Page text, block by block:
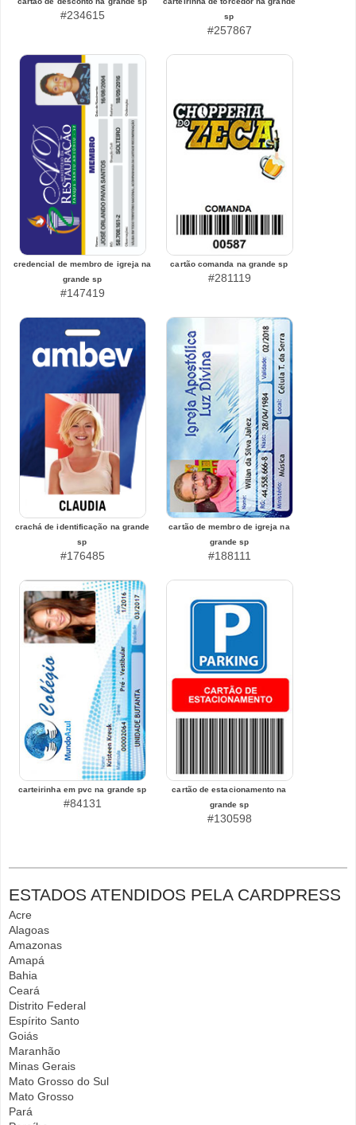
#234615
sp
#257867
credencial de membro de igreja na
grande sp
#147419
cartão comanda na grande sp
#281119
crachá de identificação na grande
sp
#176485
cartão de membro de igreja na
grande sp
#188111
carteirinha em pvc na grande sp
#84131
cartão de estacionamento na
grande sp
#130598
ESTADOS ATENDIDOS PELA CARDPRESS
Acre
Alagoas
Amazonas
Amapá
Bahia
Ceará
Distrito Federal
Espírito Santo
Goiás
Maranhão
Minas Gerais
Mato Grosso do Sul
Mato Grosso
Pará